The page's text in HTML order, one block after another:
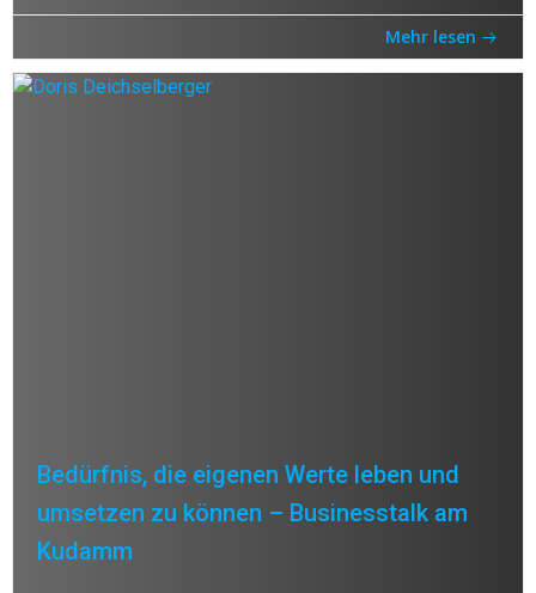
Mehr lesen
Bedürfnis, die eigenen Werte leben und
umsetzen zu können – Businesstalk am
Kudamm